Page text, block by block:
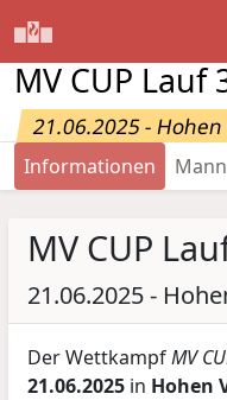
MV CUP Lauf
21.06.2025 - Hohen
Informationen
MV CUP
21.06.2025 -
Der WettkampfMV
21.06.2025 in Hohen